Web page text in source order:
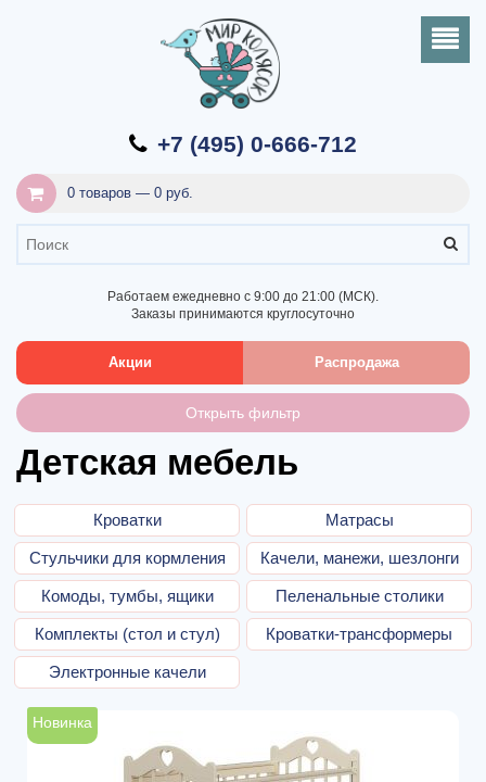
+7 (495) 0-666-712
0 товаров — 0 руб.
Работаем ежедневно с 9:00 до 21:00 (МСК).
Заказы принимаются круглосуточно
Акции Распродажа
Открыть фильтр
Детская мебель
Кроватки Матрасы
Стульчики для кормления Качели, манежи, шезлонги
Комоды, тумбы, ящики Пеленальные столики
Комплекты (стол и стул) Кроватки-трансформеры
Электронные качели
Новинка